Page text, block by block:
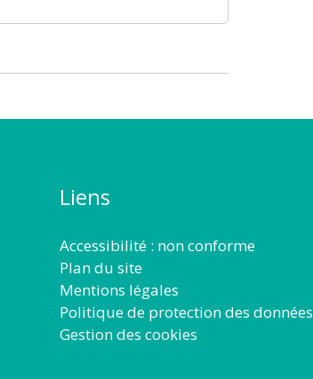
Liens
Accessibilité : non conforme
Plan du site
Mentions légales
Politique de protection des données
Gestion des cookies